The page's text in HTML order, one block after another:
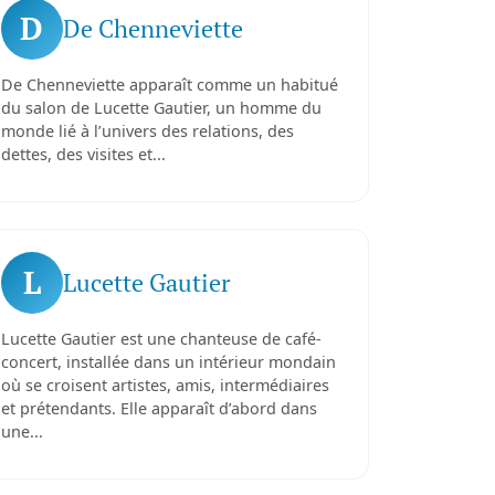
D De Chenneviette
De Chenneviette apparaît comme un habitué
du salon de Lucette Gautier, un homme du
monde lié à l’univers des relations, des
dettes, des visites et...
L Lucette Gautier
Lucette Gautier est une chanteuse de café-
concert, installée dans un intérieur mondain
où se croisent artistes, amis, intermédiaires
et prétendants. Elle apparaît d’abord dans
une...